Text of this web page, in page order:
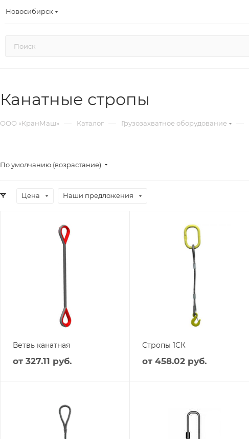
Новосибирск
Канатные стропы
ООО «КранМаш» — Каталог — Грузозахватное оборудование —
По умолчанию (возрастание)
Цена Наши предложения
Ветвь канатная
от 327.11 руб.
Стропы 1СК
от 458.02 руб.